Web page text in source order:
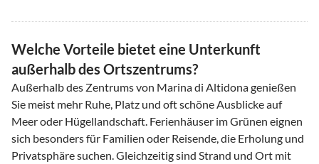
Welche Vorteile bietet eine Unterkunft
außerhalb des Ortszentrums?
Außerhalb des Zentrums von Marina di Altidona genießen
Sie meist mehr Ruhe, Platz und oft schöne Ausblicke auf
Meer oder Hügellandschaft. Ferienhäuser im Grünen eignen
sich besonders für Familien oder Reisende, die Erholung und
Privatsphäre suchen. Gleichzeitig sind Strand und Ort mit